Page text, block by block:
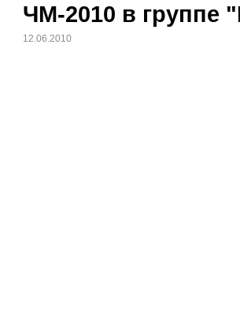
ЧМ-2010 в группе
12.06.2010